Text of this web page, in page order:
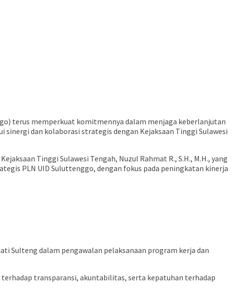
terus memperkuat komitmennya dalam menjaga keberlanjutan
sinergi dan kolaborasi strategis dengan Kejaksaan Tinggi Sulawesi
Tinggi Sulawesi Tengah, Nuzul Rahmat R., S.H., M.H., yang
PLN UID Suluttenggo, dengan fokus pada peningkatan kinerja
Sulteng dalam pengawalan pelaksanaan program kerja dan
transparansi, akuntabilitas, serta kepatuhan terhadap